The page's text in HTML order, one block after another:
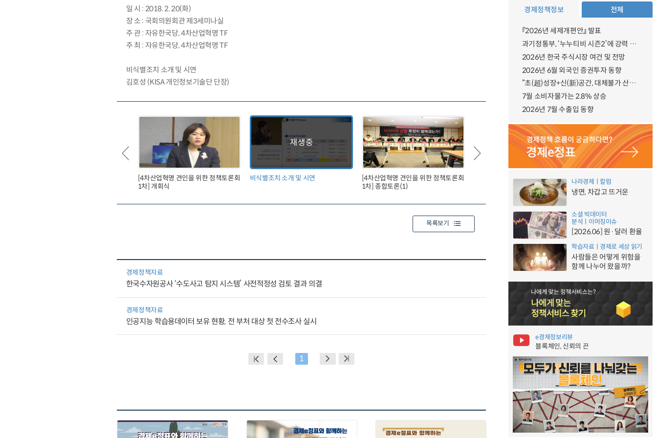
일 시 : 2018. 2. 20(화)
장 소 : 국회의원회관 제3세미나실
주 관 : 자유한국당, 4차산업혁명 TF
주 최 : 자유한국당, 4차산업혁명 TF
비식별조치 소개 및 시연
김호성 (KISA 개인정보기술단 단장)
[4차산업혁명 견인을 위한 정책토론회
1차] 개회식
비식별조치 소개 및 시연
[4차산업혁명 견인을 위한 정책토론회
1차] 종합토론(1)
[4차산업혁명 견인을 위한 정책토론회
목록보기
경제정책자료
한국수자원공사 ‘수도사고 탐지 시스템’ 사전적정성 검토 결과 의결
경제정책자료
인공지능 학습용데이터 보유 현황, 전 부처 대상 첫 전수조사 실시
1
경제정책정보 전체
『2026년 세제개편안』 발표
과기정통부, ‘누누티비 시즌2’에 강력 대응 의지 밝혀
2026년 한국 주식시장 여건 및 전망
2026년 6월 외국인 증권투자 동향
“초(超)성장+신(新)공간, 대체불가 산업강국”
7월 소비자물가는 2.8% 상승
2026년 7월 수출입 동향
나라경제ㅣ칼럼
냉면, 차갑고 뜨거운
소셜 빅데이터
분석ㅣ이머징이슈
[2026.06] 원·달러 환율
학습자료ㅣ경제로 세상 읽기
사람들은 어떻게 위험을
함께 나누어 왔을까?
e경제정보리뷰
블록체인, 신뢰의 끈